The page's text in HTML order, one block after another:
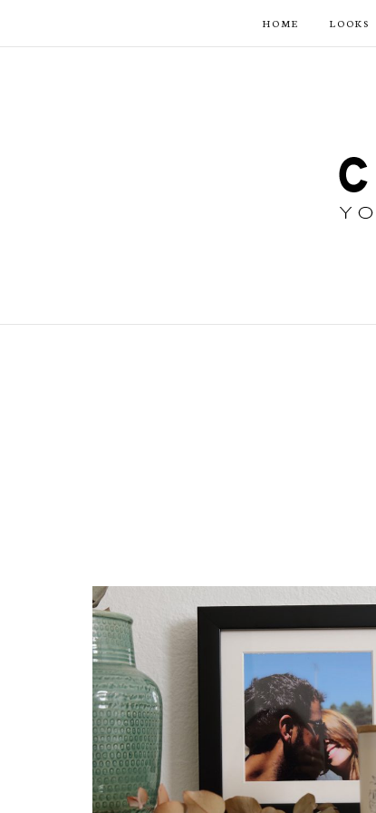
HOME LOOKS